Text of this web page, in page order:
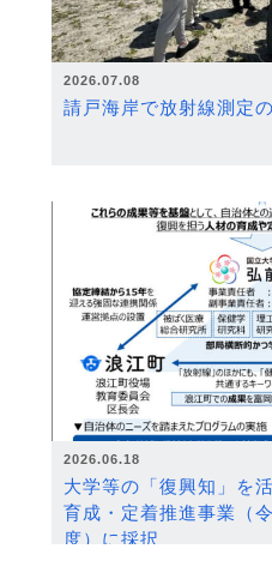
2026.07.08
請戸海岸で放射線測定
2026.06.18
大学等の「復興知」を
育成・定着推進事業（
度）に採択